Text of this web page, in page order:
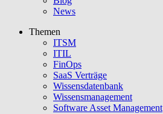
News
Themen
ITSM
ITIL
FinOps
SaaS Verträge
Wissensdatenbank
Wissensmanagement
Software Asset Management